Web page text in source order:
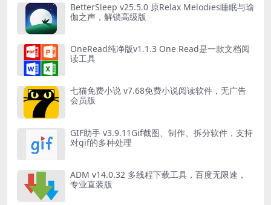
BetterSleep v25.5.0 原Relax Melodies睡眠与瑜
伽之声，解锁高级版
OneRead纯净版v1.1.3 One Read是一款文档阅
读工具
七猫免费小说 v7.68免费小说阅读软件，无广告
会员版
GIF助手 v3.9.11Gif截图、制作、拆分软件，支持
对gif的多种处理
ADM v14.0.32 多线程下载工具，百度无限速，
专业直装版